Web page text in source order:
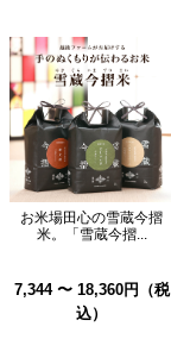
お米場田心の雪蔵今摺
米。「雪蔵今摺...
7,344 〜 18,360円（税
込）